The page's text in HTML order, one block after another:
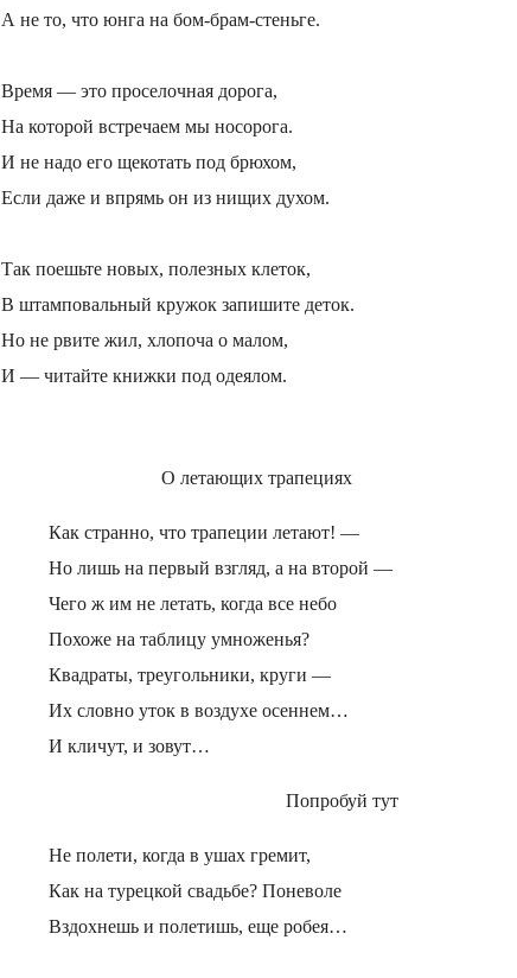
А не то, что юнга на бом-брам-стеньге.
Время — это проселочная дорога,
На которой встречаем мы носорога.
И не надо его щекотать под брюхом,
Если даже и впрямь он из нищих духом.
Так поешьте новых, полезных клеток,
В штамповальный кружок запишите деток.
Но не рвите жил, хлопоча о малом,
И — читайте книжки под одеялом.
О летающих трапециях
Как странно, что трапеции летают! —
Но лишь на первый взгляд, а на второй —
Чего ж им не летать, когда все небо
Похоже на таблицу умноженья?
Квадраты, треугольники, круги —
Их словно уток в воздухе осеннем…
И кличут, и зовут…
Попробуй тут
Не полети, когда в ушах гремит,
Как на турецкой свадьбе? Поневоле
Вздохнешь и полетишь, еще робея…